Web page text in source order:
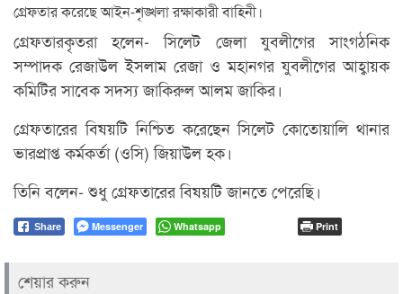
গ্রেফতার করেছে আইন-শৃঙ্খলা রক্ষাকারী বাহিনী।
গ্রেফতারকৃতরা হলেন- সিলেট জেলা যুবলীগের সাংগঠনিক
সম্পাদক রেজাউল ইসলাম রেজা ও মহানগর যুবলীগের আহ্বায়ক
কমিটির সাবেক সদস্য জাকিরুল আলম জাকির।
গ্রেফতারের বিষয়টি নিশ্চিত করেছেন সিলেট কোতোয়ালি থানার
ভারপ্রাপ্ত কর্মকর্তা (ওসি) জিয়াউল হক।
তিনি বলেন- শুধু গ্রেফতারের বিষয়টি জানতে পেরেছি।
Share Messenger Whatsapp Print
শেয়ার করুন